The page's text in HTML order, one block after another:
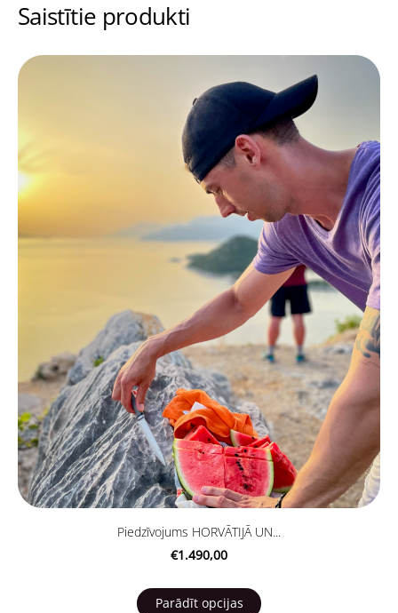
Saistītie produkti
Piedzīvojums HORVĀTIJĀ UN...
€1.490,00
Parādīt opcijas